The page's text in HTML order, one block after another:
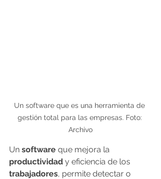
Un software que es una herramienta de
gestión total para las empresas. Foto:
Archivo
Un software que mejora la
productividad y eficiencia de los
trabajadores, permite detectar o